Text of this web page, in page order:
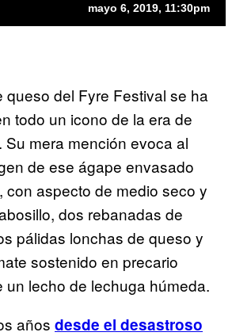
mayo 6, 2019, 11:30pm
queso del Fyre Festival se ha
todo un icono de la era de
. Su mera mención evoca al
de ese ágape envasado
con aspecto de medio seco y
dos rebanadas de
pálidas lonchas de queso y
sostenido en precario
un lecho de lechuga húmeda.
años desde el desastroso